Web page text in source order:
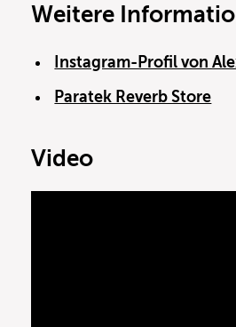
Weitere
Instagram-Profil von
Paratek Reverb Store
Video